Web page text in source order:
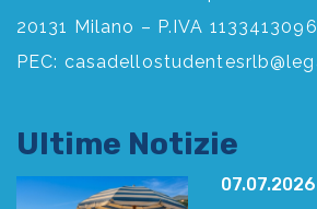
20131 Milano – P.IVA
PEC:
Ultime Notizie
07.07.2026